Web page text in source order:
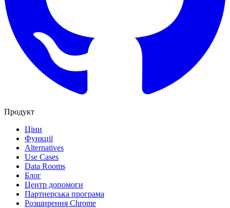
Продукт
Ціни
Функції
Alternatives
Use Cases
Data Rooms
Блог
Центр допомоги
Партнерська програма
Розширення Chrome